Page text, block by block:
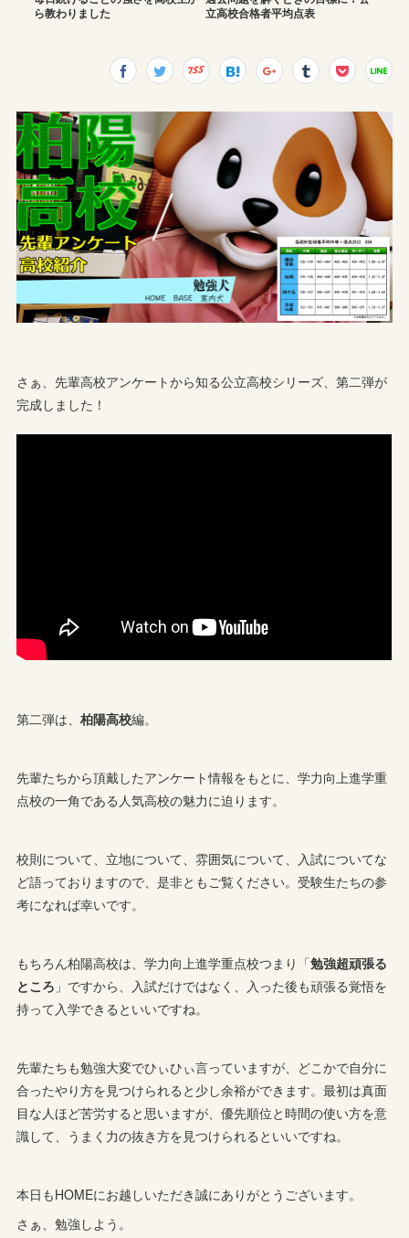
ら教わりました
立高校合格者平均点表
さぁ、先輩高校アンケートから知る公立高校シリーズ、第二弾が
完成しました！
第二弾は、柏陽高校編。
先輩たちから頂戴したアンケート情報をもとに、学力向上進学重
点校の一角である人気高校の魅力に迫ります。
校則について、立地について、雰囲気について、入試についてな
ど語っておりますので、是非ともご覧ください。受験生たちの参
考になれば幸いです。
もちろん柏陽高校は、学力向上進学重点校つまり「勉強超頑張る
ところ 」ですから、入試だけではなく、入った後も頑張る覚悟を
持って入学できるといいですね。
先輩たちも勉強大変でひぃひぃ言っていますが、どこかで自分に
合ったやり方を見つけられると少し余裕ができます。最初は真面
目な人ほど苦労すると思いますが、優先順位と時間の使い方を意
識して、うまく力の抜き方を見つけられるといいですね。
本日もHOMEにお越しいただき誠にありがとうございます。
さぁ、勉強しよう。